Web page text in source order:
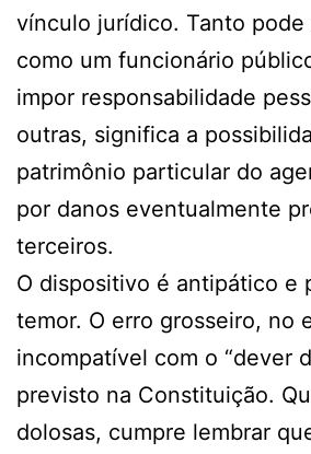
vínculo jurídico. Tanto
como um funcionário
impor responsabilidade
outras, significa a
patrimônio particular do
por danos eventualmente
terceiros.
O dispositivo é antipático e
temor. O erro grosseiro, no
incompatível com o “dever
previsto na Constituição.
dolosas, cumpre lembrar